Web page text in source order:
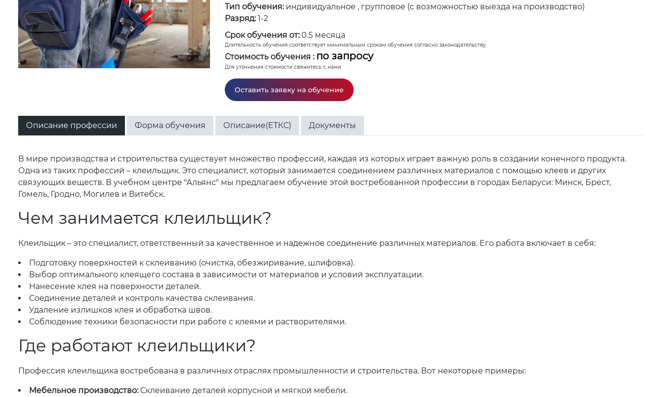
Тип обучения: индивидуальное , групповое (с возможностью выезда на производство)
Разряд: 1-2
Срок обучения от: 0.5 месяца
Длительность обучения соответствует минимальным срокам обучения согласно законодательству
Стоимость обучения : по запросу
Для уточнения стоимости свяжитесь с нами
Оставить заявку на обучение
Описание профессии Форма обучения Описание(ЕТКС) Документы
В мире производства и строительства существует множество профессий, каждая из которых играет важную роль в создании конечного продукта.
Одна из таких профессий – клеильщик. Это специалист, который занимается соединением различных материалов с помощью клеев и других
связующих веществ. В учебном центре "Альянс" мы предлагаем обучение этой востребованной профессии в городах Беларуси: Минск, Брест,
Гомель, Гродно, Могилев и Витебск.
Чем занимается клеильщик?
Клеильщик – это специалист, ответственный за качественное и надежное соединение различных материалов. Его работа включает в себя:
Подготовку поверхностей к склеиванию (очистка, обезжиривание, шлифовка).
Выбор оптимального клеящего состава в зависимости от материалов и условий эксплуатации.
Нанесение клея на поверхности деталей.
Соединение деталей и контроль качества склеивания.
Удаление излишков клея и обработка швов.
Соблюдение техники безопасности при работе с клеями и растворителями.
Где работают клеильщики?
Профессия клеильщика востребована в различных отраслях промышленности и строительства. Вот некоторые примеры:
Мебельное производство:Склеивание деталей корпусной и мягкой мебели.